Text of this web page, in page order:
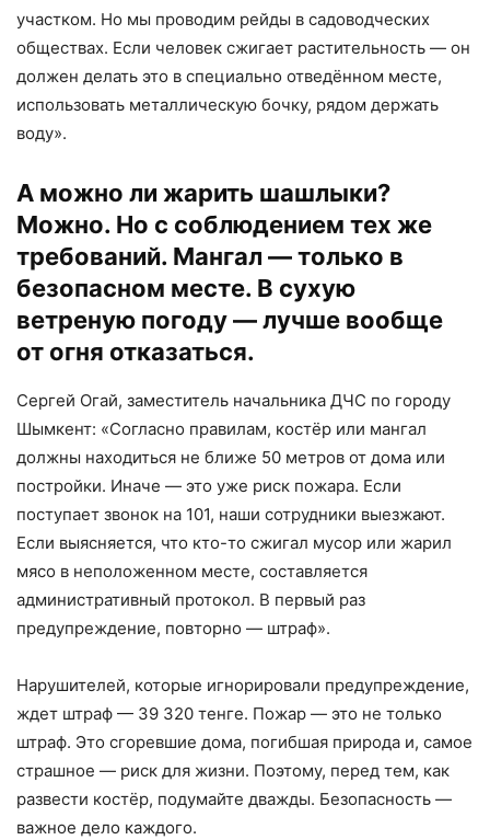
участком. Но мы проводим рейды в садоводческих
обществах. Если человек сжигает растительность — он
должен делать это в специально отведённом месте,
использовать металлическую бочку, рядом держать
воду».
А можно ли жарить шашлыки?
Можно. Но с соблюдением тех же
требований. Мангал — только в
безопасном месте. В сухую
ветреную погоду — лучше вообще
от огня отказаться.
Сергей Огай, заместитель начальника ДЧС по городу
Шымкент: «Согласно правилам, костёр или мангал
должны находиться не ближе 50 метров от дома или
постройки. Иначе — это уже риск пожара. Если
поступает звонок на 101, наши сотрудники выезжают.
Если выясняется, что кто-то сжигал мусор или жарил
мясо в неположенном месте, составляется
административный протокол. В первый раз
предупреждение, повторно — штраф».
Нарушителей, которые игнорировали предупреждение,
ждет штраф — 39 320 тенге. Пожар — это не только
штраф. Это сгоревшие дома, погибшая природа и, самое
страшное — риск для жизни. Поэтому, перед тем, как
развести костёр, подумайте дважды. Безопасность —
важное дело каждого.